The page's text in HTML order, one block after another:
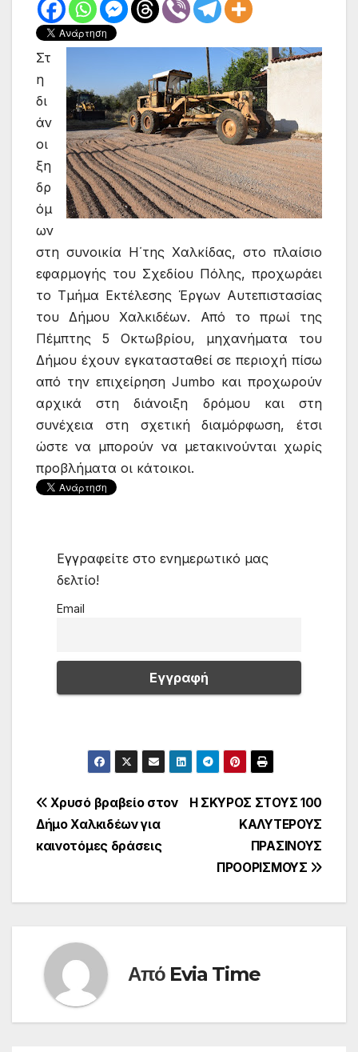
Στ
η
δι
άν
οι
ξη
δρ
όμ
ων
στη συνοικία Η΄της Χαλκίδας, στο πλαίσιο
εφαρμογής του Σχεδίου Πόλης, προχωράει
το Τμήμα Εκτέλεσης Έργων Αυτεπιστασίας
του Δήμου Χαλκιδέων. Από το πρωί της
Πέμπτης 5 Οκτωβρίου, μηχανήματα του
Δήμου έχουν εγκατασταθεί σε περιοχή πίσω
από την επιχείρηση Jumbo και προχωρούν
αρχικά στη διάνοιξη δρόμου και στη
συνέχεια στη σχετική διαμόρφωση, έτσι
ώστε να μπορούν να μετακινούνται χωρίς
προβλήματα οι κάτοικοι.
Εγγραφείτε στο ενημερωτικό μας
δελτίο!
Email
Πλοήγηση
άρθρων
Η ΣΚΥΡΟΣ ΣΤΟΥΣ 100
ΚΑΛΥΤΕΡΟΥΣ
ΠΡΑΣΙΝΟΥΣ
ΠΡΟΟΡΙΣΜΟΥΣ
Χρυσό βραβείο στον
Δήμο Χαλκιδέων για
καινοτόμες δράσεις
Από Evia Time